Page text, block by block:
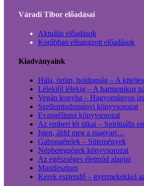
Váradi Tibor előadásai
Aktuális előadások
Korábban elhangzott előadások
Kiadványaink
Hála, öröm, boldogság – A
Lélektől lélekig – A harmonikus
Vegán konyha – Hagyományos
Szellemtudományi könyvsorozat
Evangéliumi könyvsorozat
Az emberi lét titkai – Spirituális
Isten, áldd meg a magyart…
Gabonaételek – Sütemények
Népbetegségek könyvsorozat
Az egészséges életmód alapjai
Manifesztum
Kerek esztendő – gyermekekkel